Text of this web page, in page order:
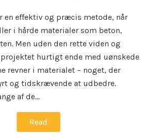
en effektiv og præcis metode, når
i hårde materialer som beton,
Men uden den rette viden og
hurtigt ende med uønskede
revner i materialet – noget, der
og tidskrævende at udbedre.
af de…
Read